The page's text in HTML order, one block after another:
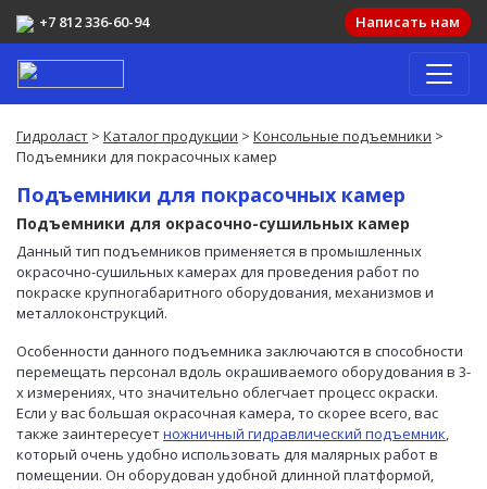
+7 812 336-60-94 Написать нам
Гидроласт > Каталог продукции > Консольные подъемники >
Подъемники для покрасочных камер
Подъемники для покрасочных камер
Подъемники для окрасочно-сушильных камер
Данный тип подъемников применяется в промышленных
окрасочно-сушильных камерах для проведения работ по
покраске крупногабаритного оборудования, механизмов и
металлоконструкций.
Особенности данного подъемника заключаются в способности
перемещать персонал вдоль окрашиваемого оборудования в 3-
х измерениях, что значительно облегчает процесс окраски.
Если у вас большая окрасочная камера, то скорее всего, вас
также заинтересуетножничный гидравлический подъемник,
который очень удобно использовать для малярных работ в
помещении. Он оборудован удобной длинной платформой,